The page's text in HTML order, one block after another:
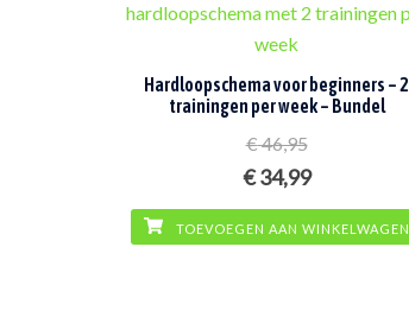
Hardloopschema voor beginners – 2
trainingen per week – Bundel
€46,95
Oorspronkelijke
prijs
was:
€34,99Huidige
prijs
is:
TOEVOEGEN AAN WINKELWAGEN